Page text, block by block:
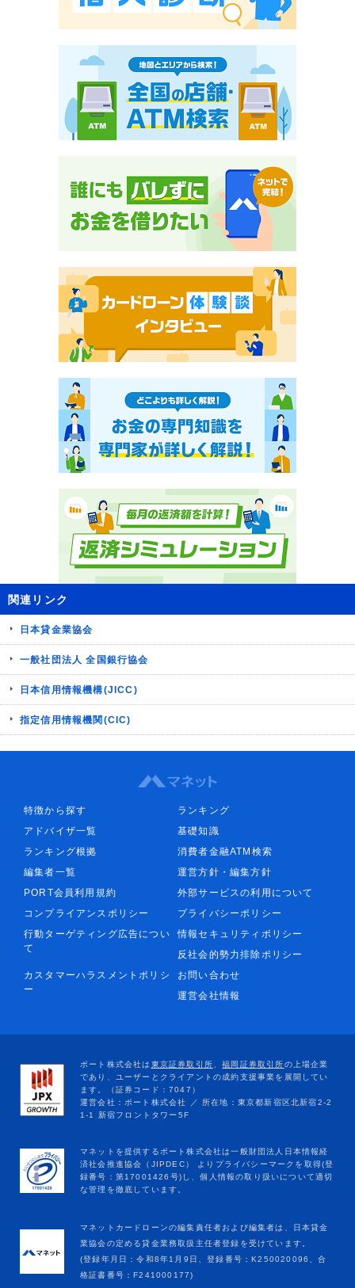
関連リンク
日本貸金業協会
一般社団法人 全国銀行協会
日本信用情報機構(JICC)
指定信用情報機関(CIC)
特徴から探す
ランキング
アドバイザ一覧
基礎知識
ランキング根拠
消費者金融ATM検索
編集者一覧
運営方針・編集方針
PORT会員利用規約
外部サービスの利用について
コンプライアンスポリシー
プライバシーポリシー
行動ターゲティング広告につい
て
情報セキュリティポリシー
反社会的勢力排除ポリシー
カスタマーハラスメントポリシ
ー
お問い合わせ
運営会社情報
マネットカードローンの編集責任者および編集者は、日本貸金
業協会の定める貸金業務取扱主任者登録を受けています。
(登録年月日：令和8年1月9日、登録番号：K250020096、合
格証書番号：F241000177)